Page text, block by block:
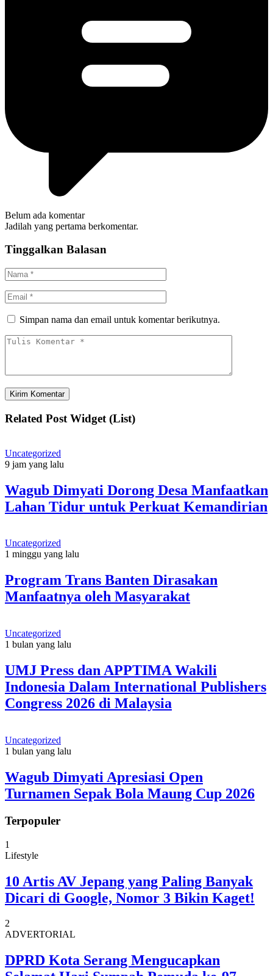
Belum ada komentar
Jadilah yang pertama berkomentar.
Tinggalkan Balasan
Simpan nama dan email untuk komentar berikutnya.
Related Post Widget (List)
Uncategorized
9 jam yang lalu
Wagub Dimyati Dorong Desa Manfaatkan
Lahan Tidur untuk Perkuat Kemandirian
Uncategorized
1 minggu yang lalu
Program Trans Banten Dirasakan
Manfaatnya oleh Masyarakat
Uncategorized
1 bulan yang lalu
UMJ Press dan APPTIMA Wakili
Indonesia Dalam International Publishers
Congress 2026 di Malaysia
Uncategorized
1 bulan yang lalu
Wagub Dimyati Apresiasi Open
Turnamen Sepak Bola Maung Cup 2026
Terpopuler
1
Lifestyle
10 Artis AV Jepang yang Paling Banyak
Dicari di Google, Nomor 3 Bikin Kaget!
2
ADVERTORIAL
DPRD Kota Serang Mengucapkan